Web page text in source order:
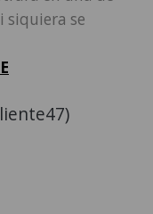
siquiera se